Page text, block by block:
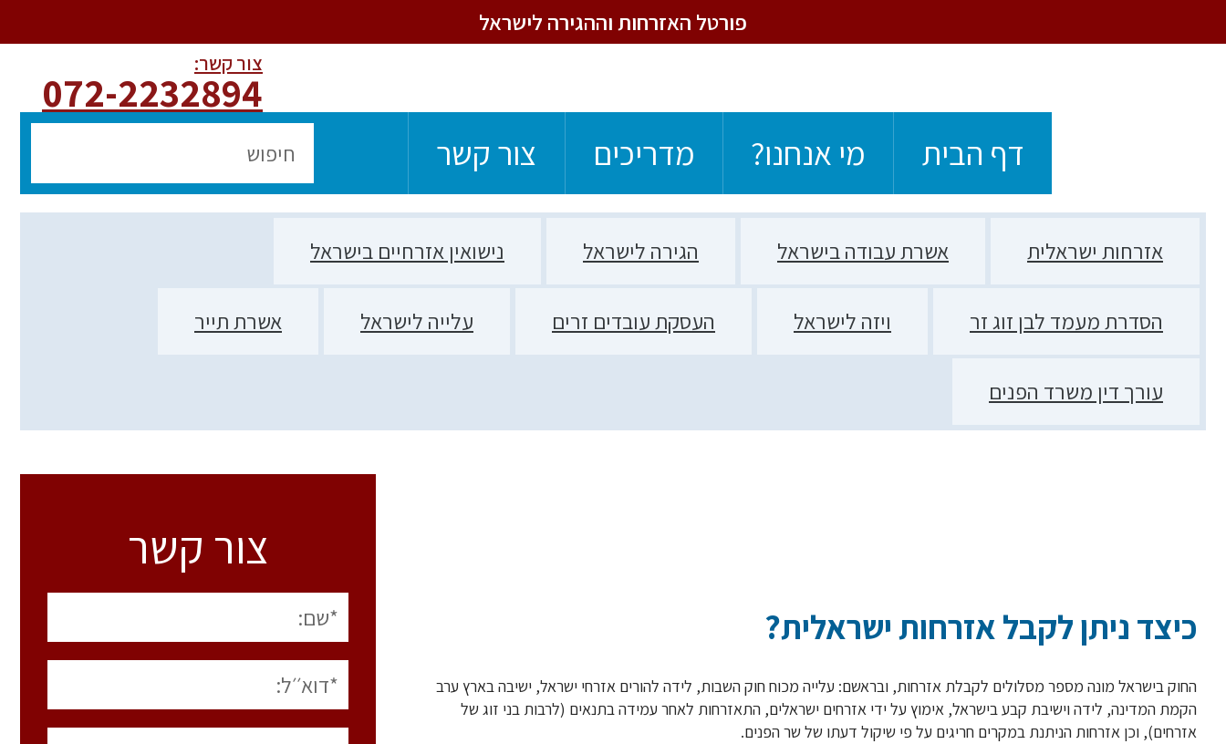
פורטל האזרחות וההגירה לישראל
צור קשר:
072-2232894
דף הבית מי אנחנו? מדריכים צור קשר
אזרחות ישראלית אשרת עבודה בישראל הגירה לישראל נישואין אזרחיים בישראל
הסדרת מעמד לבן זוג זר ויזה לישראל העסקת עובדים זרים עלייה לישראל אשרת תייר
עורך דין משרד הפנים
כיצד ניתן לקבל אזרחות ישראלית?
החוק בישראל מונה מספר מסלולים לקבלת אזרחות, ובראשם: עלייה מכוח חוק השבות, לידה להורים אזרחי ישראל, ישיבה בארץ ערב
הקמת המדינה, לידה וישיבת קבע בישראל, אימוץ על ידי אזרחים ישראלים, התאזרחות לאחר עמידה בתנאים (לרבות בני זוג של
אזרחים), וכן אזרחות הניתנת במקרים חריגים על פי שיקול דעתו של שר הפנים.
צור קשר